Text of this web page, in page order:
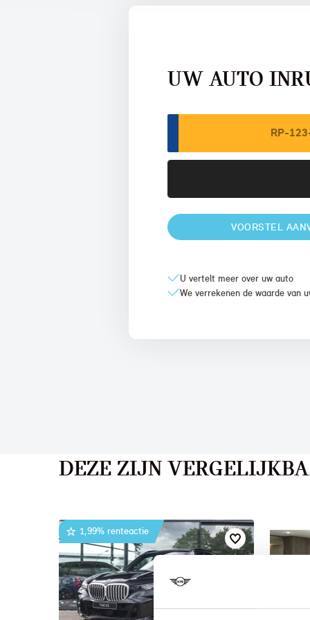
UW AUTO
VOORSTEL
U vertelt meer over uw auto
We verrekenen de waarde van
DEZE ZIJN
1,99% renteactie